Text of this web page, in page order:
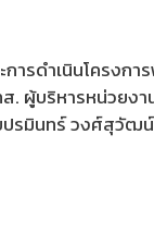
ารดำเนินโครงกา
ผู้บริหารหน่วยงา
ปรมินทร์ วงศ์สุวัฒ